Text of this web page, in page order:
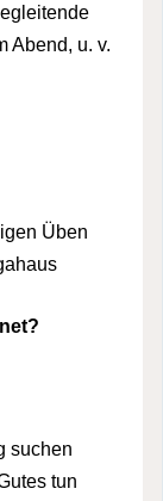
Abend, u. v.
Üben
suchen
tun